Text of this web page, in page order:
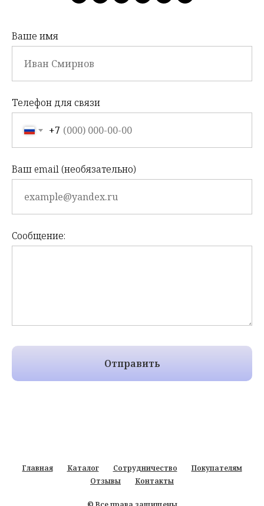
Ваше имя
Телефон для связи
+7
Ваш email (необязательно)
Сообщение:
Отправить
Главная Каталог Сотрудничество
Покупателям
Отзывы
Контакты